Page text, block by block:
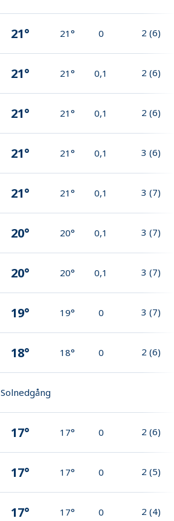
21° 21° 0 2 (6)
21° 21° 0,1 2 (6)
21° 21° 0,1 2 (6)
21° 21° 0,1 3 (6)
21° 21° 0,1 3 (7)
20° 20° 0,1 3 (7)
20° 20° 0,1 3 (7)
19° 19° 0 3 (7)
18° 18° 0 2 (6)
Solnedgång
17° 17° 0 2 (6)
17° 17° 0 2 (5)
17° 17° 0 2 (4)